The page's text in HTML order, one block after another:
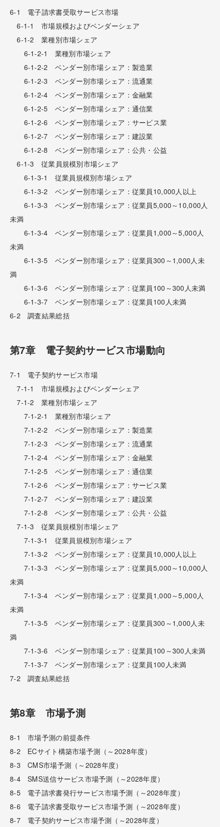
6-1 電子請求書受取サービス市場
6-1-1 市場規模およびベンダーシェア
6-1-2 業種別市場シェア
6-1-2-1 業種別市場シェア
6-1-2-2 ベンダー別市場シェア：製造業
6-1-2-3 ベンダー別市場シェア：流通業
6-1-2-4 ベンダー別市場シェア：金融業
6-1-2-5 ベンダー別市場シェア：通信業
6-1-2-6 ベンダー別市場シェア：サービス業
6-1-2-7 ベンダー別市場シェア：建設業
6-1-2-8 ベンダー別市場シェア：公共・公益
6-1-3 従業員規模別市場シェア
6-1-3-1 従業員規模別市場シェア
6-1-3-2 ベンダー別市場シェア：従業員10,000人以上
6-1-3-3 ベンダー別市場シェア：従業員5,000～10,000人
未満
6-1-3-4 ベンダー別市場シェア：従業員1,000～5,000人
未満
6-1-3-5 ベンダー別市場シェア：従業員300～1,000人未
満
6-1-3-6 ベンダー別市場シェア：従業員100～300人未満
6-1-3-7 ベンダー別市場シェア：従業員100人未満
6-2 調査結果総括
第7章 電子契約サービス市場動向
7-1 電子契約サービス市場
7-1-1 市場規模およびベンダーシェア
7-1-2 業種別市場シェア
7-1-2-1 業種別市場シェア
7-1-2-2 ベンダー別市場シェア：製造業
7-1-2-3 ベンダー別市場シェア：流通業
7-1-2-4 ベンダー別市場シェア：金融業
7-1-2-5 ベンダー別市場シェア：通信業
7-1-2-6 ベンダー別市場シェア：サービス業
7-1-2-7 ベンダー別市場シェア：建設業
7-1-2-8 ベンダー別市場シェア：公共・公益
7-1-3 従業員規模別市場シェア
7-1-3-1 従業員規模別市場シェア
7-1-3-2 ベンダー別市場シェア：従業員10,000人以上
7-1-3-3 ベンダー別市場シェア：従業員5,000～10,000人
未満
7-1-3-4 ベンダー別市場シェア：従業員1,000～5,000人
未満
7-1-3-5 ベンダー別市場シェア：従業員300～1,000人未
満
7-1-3-6 ベンダー別市場シェア：従業員100～300人未満
7-1-3-7 ベンダー別市場シェア：従業員100人未満
7-2 調査結果総括
第8章 市場予測
8-1 市場予測の前提条件
8-2 ECサイト構築市場予測（～2028年度）
8-3 CMS市場予測（～2028年度）
8-4 SMS送信サービス市場予測（～2028年度）
8-5 電子請求書発行サービス市場予測（～2028年度）
8-6 電子請求書受取サービス市場予測（～2028年度）
8-7 電子契約サービス市場予測（～2028年度）